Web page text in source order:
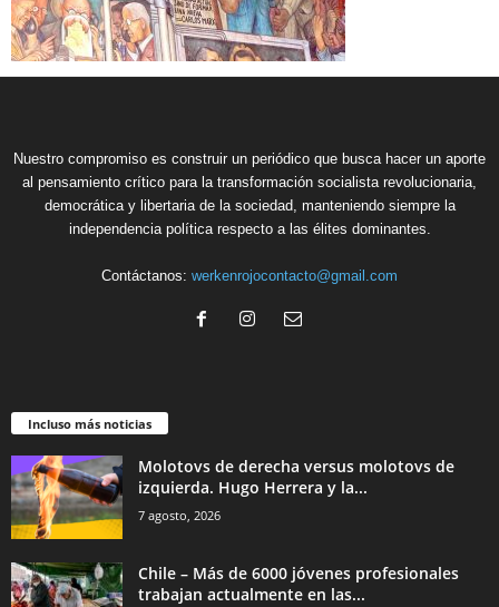
Nuestro compromiso es construir un periódico que busca hacer un aporte
al pensamiento crítico para la transformación socialista revolucionaria,
democrática y libertaria de la sociedad, manteniendo siempre la
independencia política respecto a las élites dominantes.
Contáctanos: werkenrojocontacto@gmail.com
Incluso más noticias
Molotovs de derecha versus molotovs de
izquierda. Hugo Herrera y la...
7 agosto, 2026
Chile – Más de 6000 jóvenes profesionales
trabajan actualmente en las...